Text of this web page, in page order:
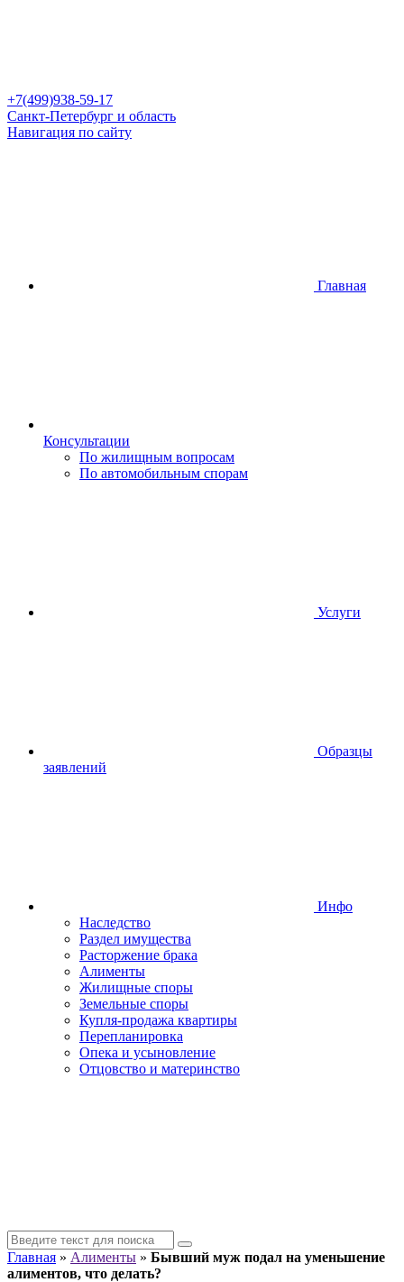
+7(499)938-59-17
Санкт-Петербург и область
Навигация по сайту
Главная
Консультации
По жилищным вопросам
По автомобильным спорам
Услуги
Образцы
заявлений
Инфо
Наследство
Раздел имущества
Расторжение брака
Алименты
Жилищные споры
Земельные споры
Купля-продажа квартиры
Перепланировка
Опека и усыновление
Отцовство и материнство
Главная » Алименты » Бывший муж подал на уменьшение
алиментов, что делать?